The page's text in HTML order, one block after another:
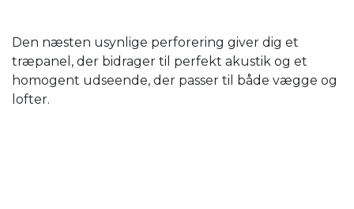
Den næsten usynlige perforering giver dig et
træpanel, der bidrager til perfekt akustik og et
homogent udseende, der passer til både vægge og
lofter.